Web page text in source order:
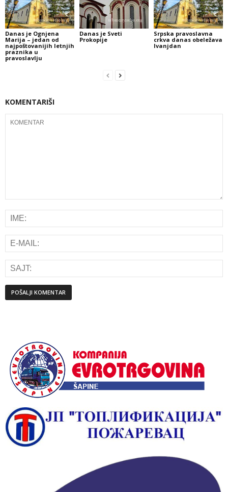
Danas je Ognjena
Marija – jedan od
najpoštovanijih letnjih
praznika u
pravoslavlju
Danas je Sveti
Prokopije
Srpska pravoslavna
crkva danas obeležava
Ivanjdan
KOMENTARIŠI